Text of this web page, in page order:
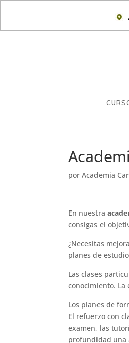
porAcademia
En nuestra
consigas el
¿Necesitas
planes de
Las clases
conocimiento.
Los planes de
El refuerzo con
examen, las
profundidad una